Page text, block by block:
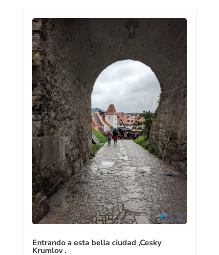
Entrando a esta bella ciudad ,Cesky
Krumlov .